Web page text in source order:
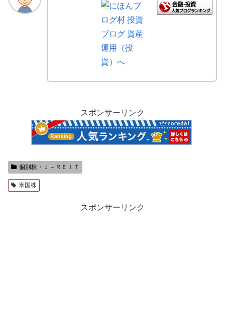
スポンサーリンク
個別株・Ｊ－ＲＥＩＴ
米国株
スポンサーリンク